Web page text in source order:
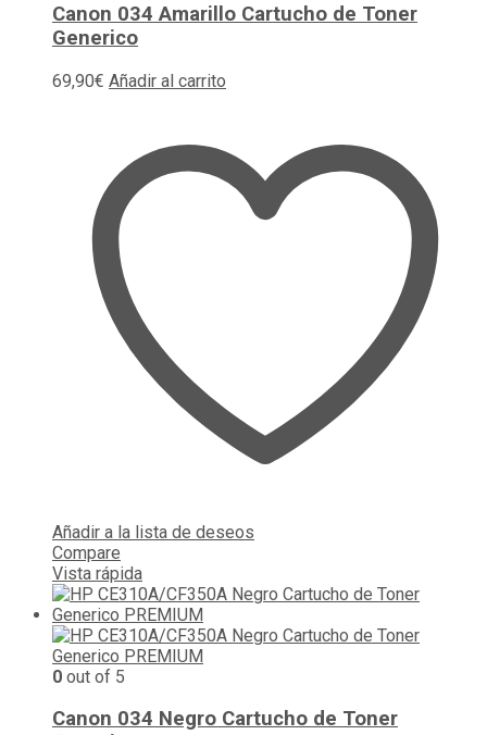
Canon 034 Amarillo Cartucho de Toner
Generico
69,90€ Añadir al carrito
Añadir a la lista de deseos
Compare
Vista rápida
0 out of 5
Canon 034 Negro Cartucho de Toner